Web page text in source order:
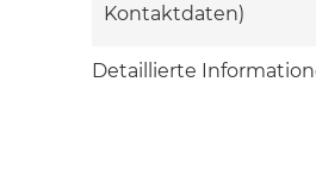
Kontaktdaten)
Detaillierte